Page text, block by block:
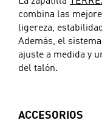
combina las
ligereza,
Además, el
ajuste a medida y
del talón.
ACCESORIOS